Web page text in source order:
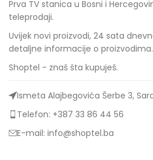
Prva TV stanica u Bosni i
teleprodaji.
Uvijek novi proizvodi, 24 sata
detaljne informacije o proizvodima.
Shoptel - znaš šta kupuješ.
Ismeta Alajbegovića Šerbe 3,
Telefon: +387 33 86 44 56
E-mail: info@shoptel.ba